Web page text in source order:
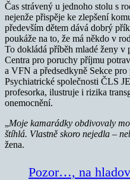
Čas strávený u jednoho stolu s
nejenže přispěje ke zlepšení
především dětem dává dobrý
poukáže na to, že má někdo v
To dokládá příběh mladé ženy v
Centra pro poruchy příjmu
a VFN a předsedkyně Sekce
Psychiatrické společnosti ČLS
profesorka, ilustruje i rizika
onemocnění.
„Moje kamarádky obdivovaly
štíhlá. Vlastně skoro nejedla –
žena.
Pozor…, na